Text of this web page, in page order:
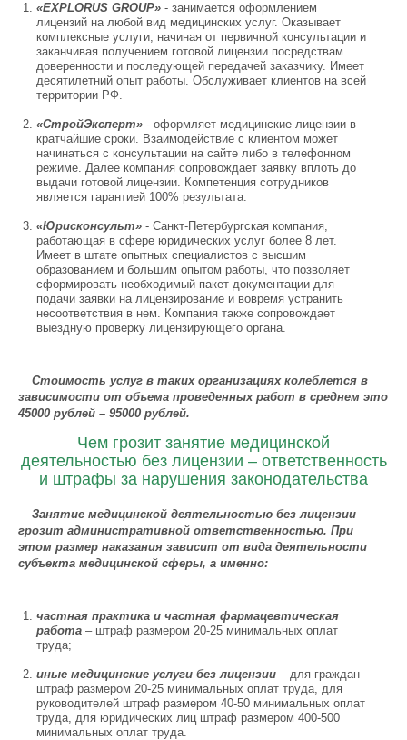
«EXPLORUS GROUP» - занимается оформлением
лицензий на любой вид медицинских услуг. Оказывает
комплексные услуги, начиная от первичной консультации и
заканчивая получением готовой лицензии посредствам
доверенности и последующей передачей заказчику. Имеет
десятилетний опыт работы. Обслуживает клиентов на всей
территории РФ.
«СтройЭксперт» - оформляет медицинские лицензии в
кратчайшие сроки. Взаимодействие с клиентом может
начинаться с консультации на сайте либо в телефонном
режиме. Далее компания сопровождает заявку вплоть до
выдачи готовой лицензии. Компетенция сотрудников
является гарантией 100% результата.
«Юрисконсульт» - Санкт-Петербургская компания,
работающая в сфере юридических услуг более 8 лет.
Имеет в штате опытных специалистов с высшим
образованием и большим опытом работы, что позволяет
сформировать необходимый пакет документации для
подачи заявки на лицензирование и вовремя устранить
несоответствия в нем. Компания также сопровождает
выездную проверку лицензирующего органа.
Стоимость услуг в таких организациях колеблется в
зависимости от объема проведенных работ в среднем это
45000 рублей – 95000 рублей.
Чем грозит занятие медицинской
деятельностью без лицензии – ответственность
и штрафы за нарушения законодательства
Занятие медицинской деятельностью без лицензии
грозит административной ответственностью. При
этом размер наказания зависит от вида деятельности
субъекта медицинской сферы, а именно:
частная практика и частная фармацевтическая
работа – штраф размером 20-25 минимальных оплат
труда;
иные медицинские услуги без лицензии – для граждан
штраф размером 20-25 минимальных оплат труда, для
руководителей штраф размером 40-50 минимальных оплат
труда, для юридических лиц штраф размером 400-500
минимальных оплат труда.